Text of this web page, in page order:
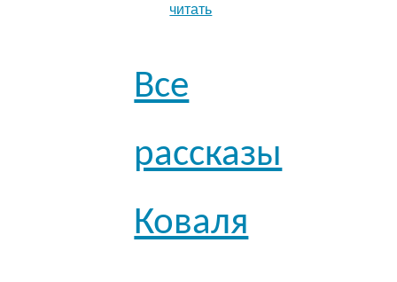
читать
Все
рассказы
Коваля